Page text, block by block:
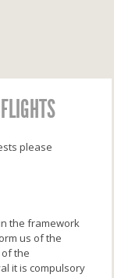
please
the framework
us of the
the
it is compulsory